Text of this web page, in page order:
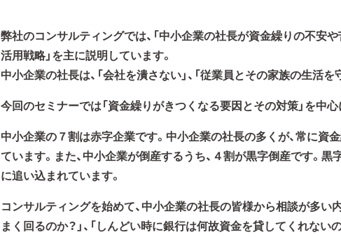
弊社のコンサルティングでは、「中小企業の社長が資金繰りの不安
活用戦略」を主に説明しています。
中小企業の社長は、「会社を潰さない」、「従業員とその家族の生活を
今回のセミナーでは「資金繰りがきつくなる要因とその対策」を中
中小企業の７割は赤字企業です。中小企業の社長の多くが、常に資
ています。また、中小企業が倒産するうち、４割が黒字倒産です。
に追い込まれています。
コンサルティングを始めて、中小企業の社長の皆様から相談が多い
まく回るのか？」、「しんどい時に銀行は何故資金を貸してくれない